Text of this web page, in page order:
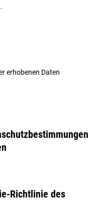
erhobenen Daten
Richtlinie des